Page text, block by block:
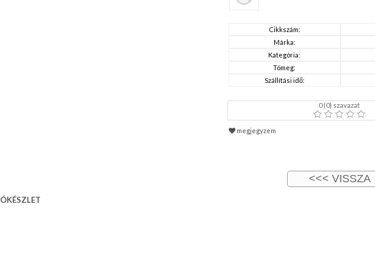
Cikkszám:
Márka:
Kategória:
Tömeg:
Szállítási idő:
0(0) szavazat
megjegyzem